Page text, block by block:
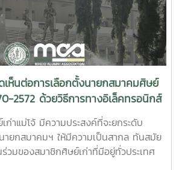
เห็นต่อการเลือกตั้งนายกสมาคมศิษย์
2572 ด้วยวิธีการทางอิเล็คทรอนิกส์
ก่าแม่โจ้ มีความประสงค์ที่จะยกระดับ
ายกสมาคมฯ ให้มีความเป็นสากล ทันสมัย
ร่วมของสมาชิกศิษย์เก่าที่มีอยู่ทั่วประเทศ